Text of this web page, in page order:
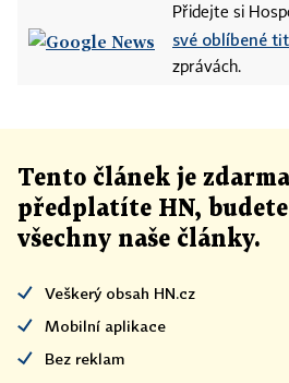
Přidejte si
své oblíbené
zprávách.
Tento článek je
předplatíte HN,
všechny naše články.
Veškerý obsah HN.cz
Mobilní aplikace
Bez reklam